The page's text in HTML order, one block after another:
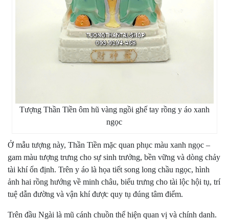
Tượng Thần Tiền ôm hũ vàng ngồi ghế tay rồng y áo xanh
ngọc
Ở mẫu tượng này, Thần Tiền mặc quan phục màu xanh ngọc –
gam màu tượng trưng cho sự sinh trưởng, bền vững và dòng chảy
tài khí ổn định. Trên y áo là họa tiết song long chầu ngọc, hình
ảnh hai rồng hướng về minh châu, biểu trưng cho tài lộc hội tụ, trí
tuệ dẫn đường và vận khí được quy tụ đúng tâm điểm.
Trên đầu Ngài là mũ cánh chuồn thể hiện quan vị và chính danh.